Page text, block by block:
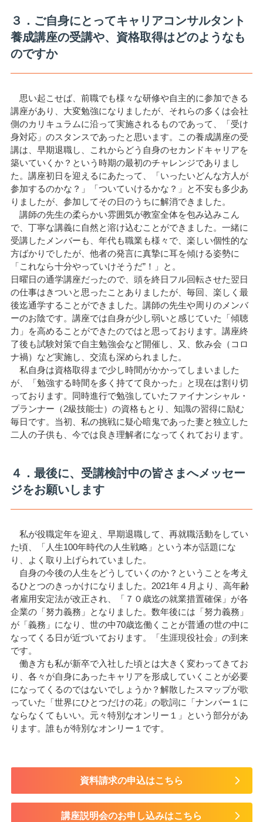
３．ご自身にとってキャリアコンサルタント
養成講座の受講や、資格取得はどのようなも
のですか
思い起こせば、前職でも様々な研修や自主的に参加できる
講座があり、大変勉強になりましたが、それらの多くは会社
側のカリキュラムに沿って実施されるものであって、「受け
身対応」のスタンスであったと思います。この養成講座の受
講は、早期退職し、これからどう自身のセカンドキャリアを
築いていくか？という時期の最初のチャレンジでありまし
た。講座初日を迎えるにあたって、「いったいどんな方人が
参加するのかな？」「ついていけるかな？」と不安も多少あ
りましたが、参加してその日のうちに解消できました。
講師の先生の柔らかい雰囲気が教室全体を包み込みこん
で、丁寧な講義に自然と溶け込むことができました。一緒に
受講したメンバーも、年代も職業も様々で、楽しい個性的な
方ばかりでしたが、他者の発言に真摯に耳を傾ける姿勢に
「これなら十分やっていけそうだ”！」と。
日曜日の通学講座だったので、頭を終日フル回転させた翌日
の仕事はきついと思ったことありましたが、毎回、楽しく最
後迄通学することができました。講師の先生や周りのメンバ
ーのお陰です。講座では自身が少し弱いと感じていた「傾聴
力」を高めることができたのではと思っております。講座終
了後も試験対策で自主勉強会など開催し、又、飲み会（コロ
ナ禍）など実施し、交流も深められました。
私自身は資格取得まで少し時間がかかってしまいました
が、「勉強する時間を多く持てて良かった」と現在は割り切
っております。同時進行で勉強していたファイナンシャル・
プランナー（2級技能士）の資格もとり、知識の習得に励む
毎日です。当初、私の挑戦に疑心暗鬼であった妻と独立した
二人の子供も、今では良き理解者になってくれております。
４．最後に、受講検討中の皆さまへメッセー
ジをお願いします
私が役職定年を迎え、早期退職して、再就職活動をしてい
た頃、「人生100年時代の人生戦略」という本が話題にな
り、よく取り上げられていました。
自身の今後の人生をどうしていくのか？ということを考え
るひとつのきっかけになりました。2021年４月より、高年齢
者雇用安定法が改正され、「７０歳迄の就業措置確保」が各
企業の「努力義務」となりました。数年後には「努力義務」
が「義務」になり、世の中70歳迄働くことが普通の世の中に
なってくる日が近づいております。「生涯現役社会」の到来
です。
働き方も私が新卒で入社した頃とは大きく変わってきてお
り、各々が自身にあったキャリアを形成していくことが必要
になってくるのではないでしょうか？解散したスマップが歌
っていた「世界にひとつだけの花」の歌詞に「ナンバー１に
ならなくてもいい。元々特別なオンリー１」という部分があ
ります。誰もが特別なオンリー１です。
資料請求の申込はこちら
講座説明会のお申し込みはこちら